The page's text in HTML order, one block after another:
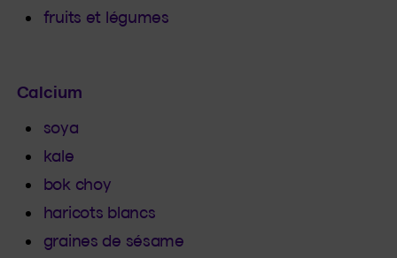
fruits et légumes
Calcium
soya
kale
bok choy
haricots blancs
graines de sésame